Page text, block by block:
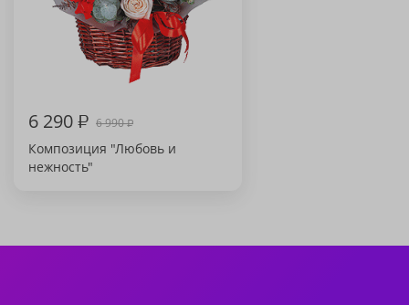
6 290₽ 6 990₽
Композиция "Любовь и
нежность"